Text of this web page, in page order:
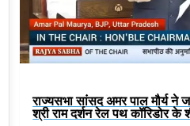
राज्यसभा सांसद अमर पाल मौर्य ने
श्री राम दर्शन रेल पथ कॉरिडोर के